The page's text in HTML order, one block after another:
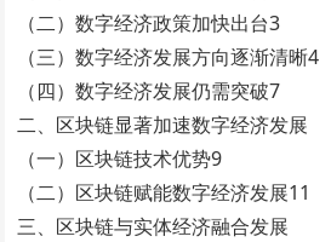
（二）数字经济政策加快出台3
（三）数字经济发展方向逐渐清晰4
（四）数字经济发展仍需突破7
二、区块链显著加速数字经济发展
（一）区块链技术优势9
（二）区块链赋能数字经济发展11
三、区块链与实体经济融合发展